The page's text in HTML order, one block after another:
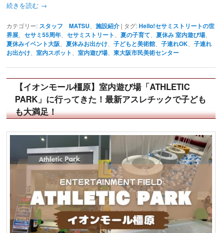
続きを読む →
カテゴリー: スタッフ MATSU 、施設紹介 | タグ: Hello!セサミストリートの世
界展 、セサミ55周年 、セサミストリート 、夏の子育て 、夏休み 室内遊び場
夏休みイベント大阪 、夏休みお出かけ 、子どもと美術館 、子連れOK 、子連れ
お出かけ 、室内スポット 、室内遊び場 、東大阪市民美術センター
【イオンモール橿原】室内遊び場「ATHLETIC
PARK」に行ってきた！最新アスレチックで子ども
も大満足！